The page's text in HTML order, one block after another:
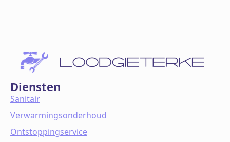
Diensten
Sanitair
Verwarmingsonderhoud
Ontstoppingservice